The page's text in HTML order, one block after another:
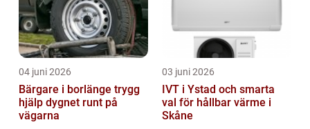
04 juni 2026
Bärgare i borlänge trygg
hjälp dygnet runt på
vägarna
03 juni 2026
IVT i Ystad och smarta
val för hållbar värme i
Skåne